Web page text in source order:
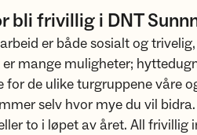
bli frivillig i DNT
er både sosialt og
er mange muligheter;
for de ulike turgruppene våre
selv hvor mye du vil
to i løpet av året. All frivillig